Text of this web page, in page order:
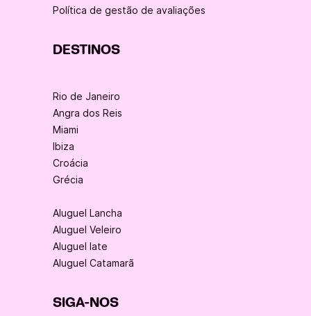
Política de gestão de avaliações
DESTINOS
Rio de Janeiro
Angra dos Reis
Miami
Ibiza
Croácia
Grécia
Aluguel Lancha
Aluguel Veleiro
Aluguel Iate
Aluguel Catamarã
SIGA-NOS